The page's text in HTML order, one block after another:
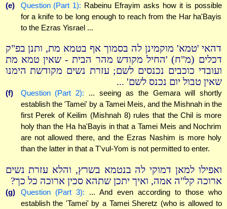
(e) Question (Part 1): Rabeinu Efrayim asks how it is possible
for a knife to be long enough to reach from the Har ha'Bayis
to the Ezras Yisrael ...
דהאי 'טמא' מוקמינן לה בסמוך אף בטמא מת, ותנן בפ"ק
דכלים (מ"ח) 'החיל מקודש מהר הבית - שאין טמא מת
ועובדי כוכבים נכנסים לשם; עזרת נשים מקודשת הימנו
שאין טבול יום נכנס לשם' ...
(f) Question (Part 2): ... seeing as the Gemara will shortly
establish the 'Tamei' by a Tamei Meis, and the Mishnah in the
first Perek of Keilim (Mishnah 8) rules that the Chil is more
holy than the Ha ha'Bayis in that a Tamei Meis and Nochrim
are not allowed there, and the Ezras Nashim is more holy
than the latter in that a T'vul-Yom is not permitted to enter.
ואפילו למאן דמוקי לה בנטמא בשרץ, והלא עזרת נשים
ארוכה קל"ה אמה, ואיך יתכן שתהא סכין ארוכה כל כך?
(g) Question (Part 3): ... And even according to those who
establish the 'Tamei' by a Tamei Sheretz (who is allowed to